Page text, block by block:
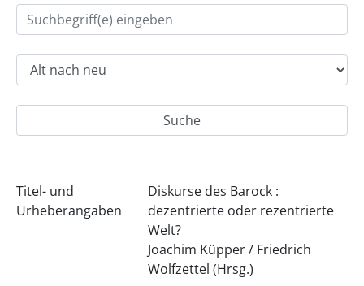
Titel- und
Urheberangaben
Diskurse des Barock :
dezentrierte oder rezentrierte
Welt?
Joachim Küpper / Friedrich
Wolfzettel (Hrsg.)